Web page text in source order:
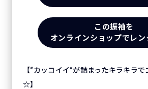
この振袖を
オンラインショップでレン
【“カッコイイ“が詰まったキラキラ
☆】